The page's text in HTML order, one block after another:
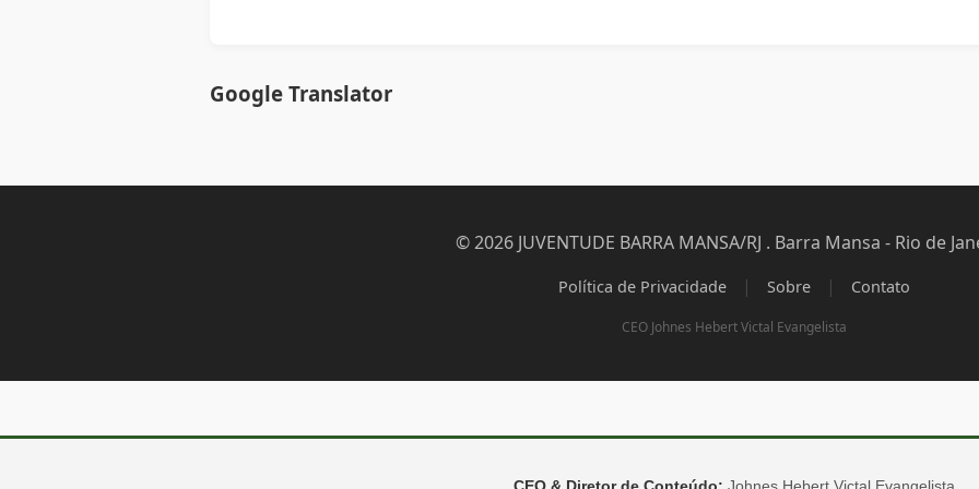
Google Translator
© 2026 JUVENTUDE BARRA MANSA/RJ . Barra Mansa - Rio de
Política de Privacidade | Sobre | Contato
CEO Johnes Hebert Victal Evangelista